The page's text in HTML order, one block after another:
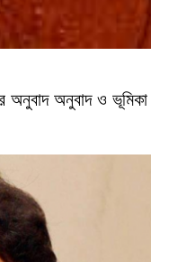
অনুবাদ অনুবাদ ও ভূমিকা